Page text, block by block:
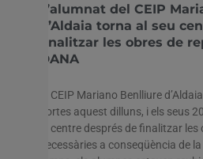
L’alumnat del CEIP
d’Aldaia torna al seu
finalitzar les obres de
DANA
El CEIP Mariano Benlliure
portes aquest dilluns, i els seus
al centre després de finalitzar
necessàries a conseqüència de